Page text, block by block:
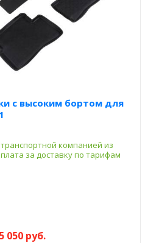
с высоким бортом для
компанией из
за доставку по тарифам
5 050 руб.